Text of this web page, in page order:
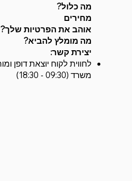
מה כלול?
מחירים
אוהב את הפרטיות שלך?
מה מומלץ להביא?
יצירת קשר:
משרד (09:30 - 18:30)